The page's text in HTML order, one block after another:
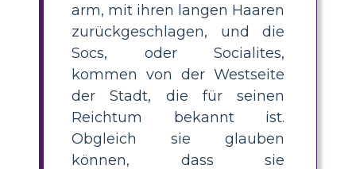
arm, mit ihren langen Haaren
zurückgeschlagen, und die
Socs, oder Socialites,
kommen von der Westseite
der Stadt, die für seinen
Reichtum bekannt ist.
Obgleich sie glauben
können, dass sie